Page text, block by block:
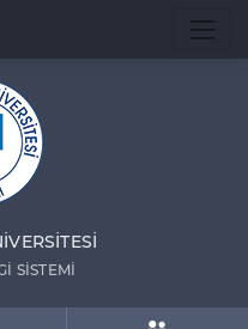
SISTEMI